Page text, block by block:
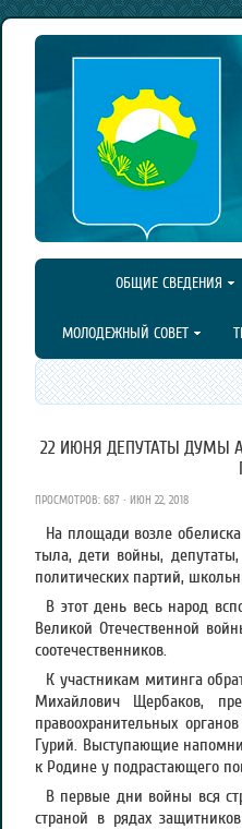
ОБЩИЕ СВЕДЕНИЯ
МОЛОДЕЖНЫЙ СОВЕТ
22 ИЮНЯ ДЕПУТАТЫ ДУМЫ
ПРОСМОТРОВ: 687 · ИЮН 22, 2018
На площади возле
тыла, дети войны,
политических партий,
В этот день весь народ
Великой Отечественной
соотечественников.
К участникам митинга
Михайлович Щербаков,
правоохранительных
Гурий. Выступающие
к Родине у подрастающего
В первые дни войны вся
страной в рядах